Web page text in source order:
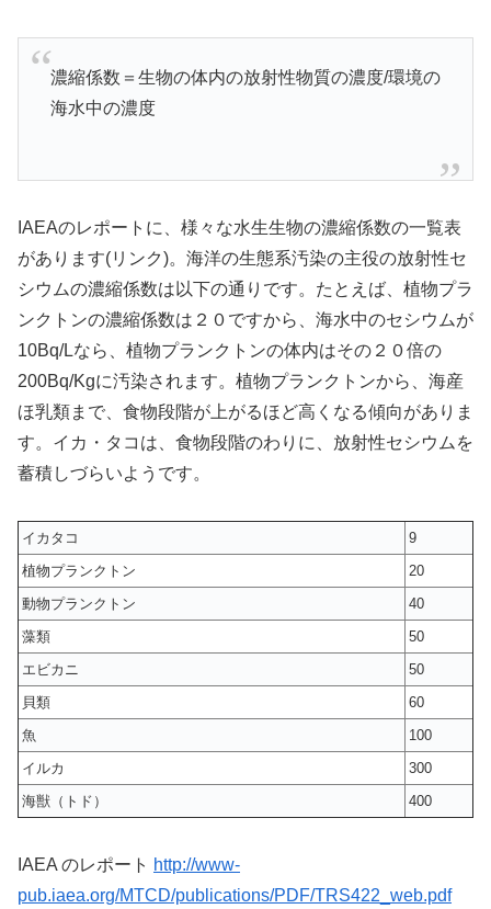
濃縮係数＝生物の体内の放射性物質の濃度/環境の
海水中の濃度
IAEAのレポートに、様々な水生生物の濃縮係数の一覧表
があります(リンク)。海洋の生態系汚染の主役の放射性セ
シウムの濃縮係数は以下の通りです。たとえば、植物プラ
ンクトンの濃縮係数は２０ですから、海水中のセシウムが
10Bq/Lなら、植物プランクトンの体内はその２０倍の
200Bq/Kgに汚染されます。植物プランクトンから、海産
ほ乳類まで、食物段階が上がるほど高くなる傾向がありま
す。イカ・タコは、食物段階のわりに、放射性セシウムを
蓄積しづらいようです。
イカタコ
9
植物プランクトン
20
動物プランクトン
40
藻類
50
エビカニ
50
貝類
60
魚
100
イルカ
300
海獣（トド）
400
IAEA のレポート http://www-
pub.iaea.org/MTCD/publications/PDF/TRS422_web.pdf